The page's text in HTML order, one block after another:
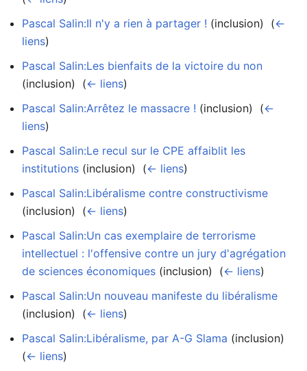
Pascal Salin:Il n'y a rien à partager ! (inclusion) ‎ (←
liens)
Pascal Salin:Les bienfaits de la victoire du non
(inclusion) ‎ (← liens)
Pascal Salin:Arrêtez le massacre ! (inclusion) ‎ (←
liens)
Pascal Salin:Le recul sur le CPE affaiblit les
institutions (inclusion) ‎ (← liens)
Pascal Salin:Libéralisme contre constructivisme
(inclusion) ‎ (← liens)
Pascal Salin:Un cas exemplaire de terrorisme
intellectuel : l'offensive contre un jury d'agrégation
de sciences économiques (inclusion) ‎ (← liens)
Pascal Salin:Un nouveau manifeste du libéralisme
(inclusion) ‎ (← liens)
Pascal Salin:Libéralisme, par A-G Slama (inclusion) ‎
(← liens)